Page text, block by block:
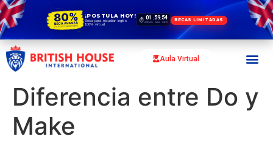
¡POSTULA HOY!
Beca para estudiar ingles
100% virtual
01
HORAS
:59
MIN
:53
SEG BECAS LIMITADAS
Aula Virtual
Diferencia entre Do y
Make